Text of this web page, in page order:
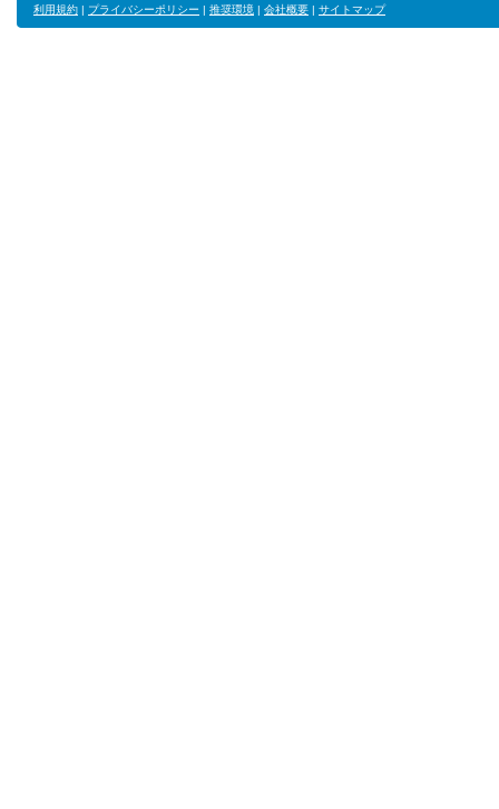
利用規約 | プライバシーポリシー | 推奨環境 | 会社概要 | サイトマップ